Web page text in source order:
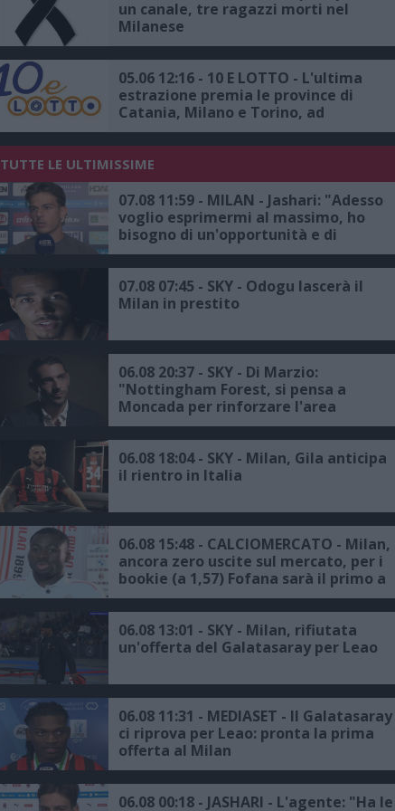
un canale, tre ragazzi morti nel
Milanese
05.06 12:16 - 10 E LOTTO - L'ultima
estrazione premia le province di
Catania, Milano e Torino, ad
Alpignano, la vincita più alta da
20mila euro
TUTTE LE ULTIMISSIME
07.08 11:59 - MILAN - Jashari: "Adesso
voglio esprimermi al massimo, ho
bisogno di un'opportunità e di
continuità, avremmo voluto
disputare la Champions, ma c'è un
trofeo europeo da conquistare"
07.08 07:45 - SKY - Odogu lascerà il
Milan in prestito
06.08 20:37 - SKY - Di Marzio:
"Nottingham Forest, si pensa a
Moncada per rinforzare l'area
sportiva, proposta all'ex dirigente del
Milan"
06.08 18:04 - SKY - Milan, Gila anticipa
il rientro in Italia
06.08 15:48 - CALCIOMERCATO - Milan,
ancora zero uscite sul mercato, per i
bookie (a 1,57) Fofana sarà il primo a
salutare
06.08 13:01 - SKY - Milan, rifiutata
un'offerta del Galatasaray per Leao
06.08 11:31 - MEDIASET - Il Galatasaray
ci riprova per Leao: pronta la prima
offerta al Milan
06.08 00:18 - JASHARI - L'agente: "Ha le